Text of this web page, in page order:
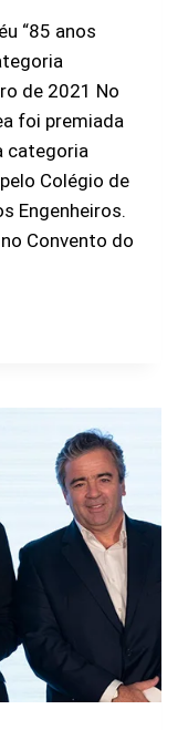
“85 anos
de 2021 No
foi premiada
categoria
Colégio de
Engenheiros.
Convento do